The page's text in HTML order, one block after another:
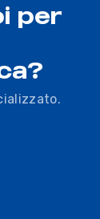
per